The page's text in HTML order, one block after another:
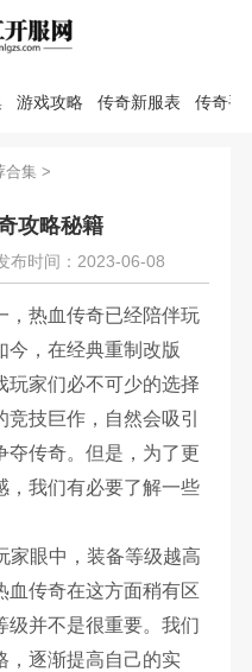
游戏攻略 传奇新服表 传奇手
合集 >
攻略秘籍
布时间：2023-06-08
，热血传奇已经陪伴玩
今，在经典重制改版
玩家们必不可少的选择
技巨作，自然会吸引
夺传奇。但是，为了更
，我们有必要了解一些
家眼中，装备等级越高
血传奇在这方面稍有区
级并不是很重要。我们
，逐渐提高自己的实